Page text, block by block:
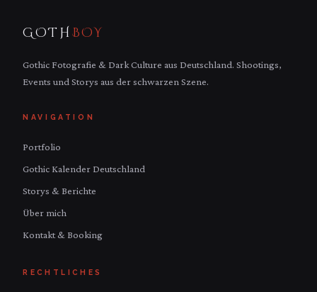
GOTH BOY
Gothic Fotografie & Dark Culture aus Deutschland. Shootings,
Events und Storys aus der schwarzen Szene.
NAVIGATION
Portfolio
Gothic Kalender Deutschland
Storys & Berichte
Über mich
Kontakt & Booking
RECHTLICHES